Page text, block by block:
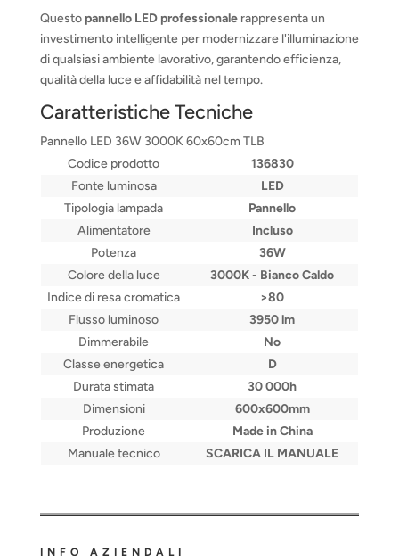
Questo pannello LED professionalerappresenta un
investimento intelligente per modernizzare l'illuminazione
di qualsiasi ambiente lavorativo, garantendo efficienza,
qualità della luce e affidabilità nel tempo.
Caratteristiche Tecniche
Pannello LED 36W 3000K 60x60cm TLB
Codice prodotto
136830
Fonte luminosa
LED
Tipologia lampada
Pannello
Alimentatore
Incluso
Potenza
36W
Colore della luce
3000K - Bianco Caldo
Indice di resa cromatica
>80
Flusso luminoso
3950 lm
Dimmerabile
No
Classe energetica
D
Durata stimata
30 000h
Dimensioni
600x600mm
Produzione
Made in China
Manuale tecnico
SCARICA IL MANUALE
INFO AZIENDALI